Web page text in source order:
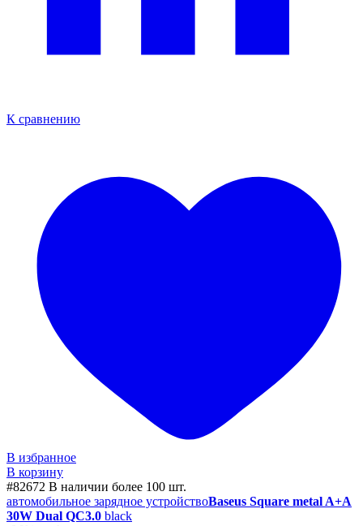
К сравнению
В избранное
В корзину
#82672 В наличии более 100 шт.
автомобильное зарядное устройствоBaseus Square metal A+A
30W Dual QC3.0 black